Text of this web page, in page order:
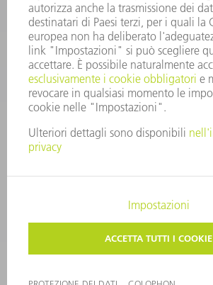
UTENSILI TRUMPF ITALIA
+39 02 48489482
lunedì a venerdì: 08:00 –
utensili@trumpf.com
PROTEZIONE DEI DATI
CONDIZIONI GENERALI DI